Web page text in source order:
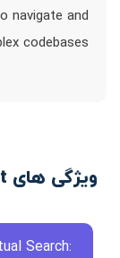
navigate and
codebases
ویژگی های Buildt
Search: